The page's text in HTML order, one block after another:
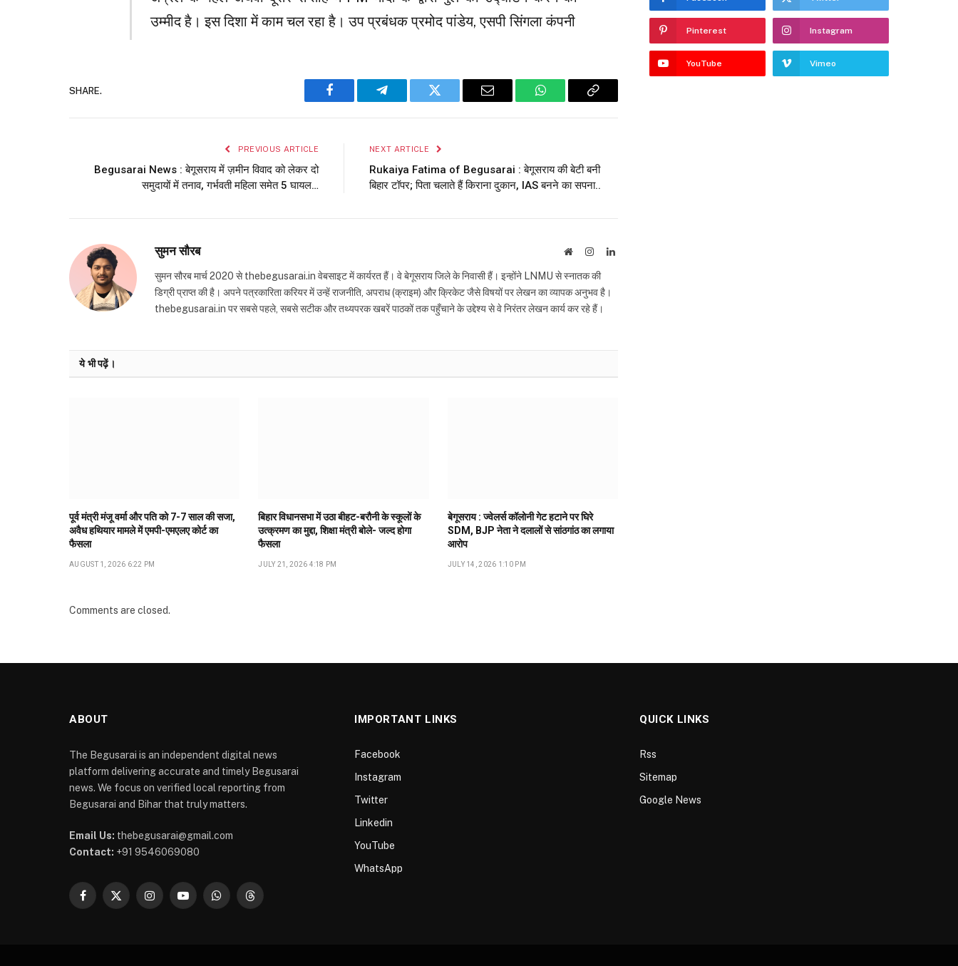
उम्मीद है। इस दिशा में काम चल रहा है। उप प्रबंधक प्रमोद पांडेय, एसपी सिंगला कंपनी
SHARE.
Facebook Telegram Twitter Email WhatsAppCopy
PREVIOUS ARTICLE
Begusarai News : बेगूसराय में ज़मीन विवाद को लेकर दो
समुदायों में तनाव, गर्भवती महिला समेत 5 घायल…
NEXT ARTICLE
Rukaiya Fatima of Begusarai : बेगूसराय की बेटी बनी
बिहार टॉपर; पिता चलाते हैं किराना दुकान, IAS बनने का सपना..
सुमन सौरब WebsiteInstagramLinkedIn
सुमन सौरब मार्च 2020 से thebegusarai.in वेबसाइट में कार्यरत हैं। वे बेगूसराय जिले के निवासी हैं। इन्होंने LNMU से स्नातक की
डिग्री प्राप्त की है। अपने पत्रकारिता करियर में उन्हें राजनीति, अपराध (क्राइम) और क्रिकेट जैसे विषयों पर लेखन का व्यापक अनुभव है।
thebegusarai.in पर सबसे पहले, सबसे सटीक और तथ्यपरक खबरें पाठकों तक पहुँचाने के उद्देश्य से वे निरंतर लेखन कार्य कर रहे हैं।
ये भी पढ़ें।
पूर्व मंत्री मंजू वर्मा और पति को 7-7 साल की सजा,
अवैध हथियार मामले में एमपी-एमएलए कोर्ट का
फैसला
AUGUST 1, 2026 6:22 PM
बिहार विधानसभा में उठा बीहट-बरौनी के स्कूलों के
उत्क्रमण का मुद्दा, शिक्षा मंत्री बोले- जल्द होगा
फैसला
JULY 21, 2026 4:18 PM
बेगूसराय : ज्वेलर्स कॉलोनी गेट हटाने पर घिरे
SDM, BJP नेता ने दलालों से सांठगांठ का लगाया
आरोप
JULY 14, 2026 1:10 PM
Comments are closed.
Pinterest Instagram
YouTube Vimeo
ABOUT
The Begusarai is an independent digital news
platform delivering accurate and timely Begusarai
news. We focus on verified local reporting from
Begusarai and Bihar that truly matters.
Email Us: thebegusarai@gmail.com
Contact: +91 9546069080
Facebook
X
InstagramYouTubeWhatsAppThreads
IMPORTANT LINKS
Facebook
Instagram
Twitter
Linkedin
YouTube
WhatsApp
QUICK LINKS
Rss
Sitemap
Google News